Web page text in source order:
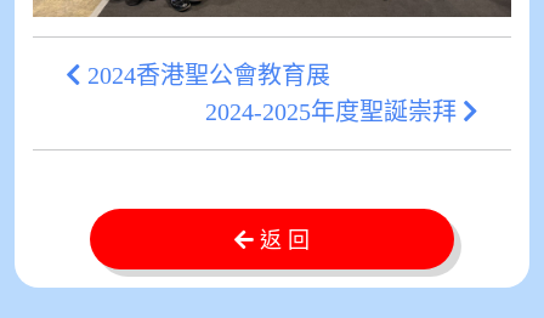
2024香港聖公會教育展
2024-2025年度聖誕崇拜
返 回